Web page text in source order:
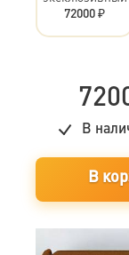
72000 ₽
В
В